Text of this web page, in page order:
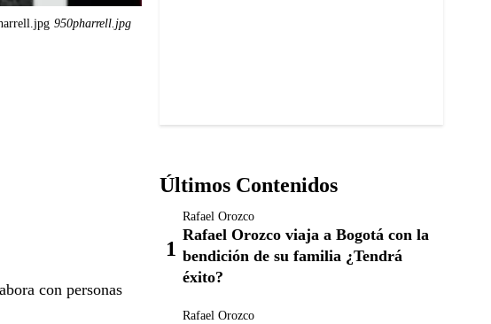
950pharrell.jpg
con personas
Últimos Contenidos
Rafael Orozco
Rafael Orozco viaja a Bogotá con la
bendición de su familia ¿Tendrá
éxito?
Rafael Orozco